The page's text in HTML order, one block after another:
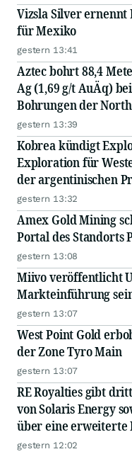
Vizsla Silver ernennt
für Mexiko
gestern 13:41
Aztec bohrt 88,4
Ag (1,69 g/t AuÄq)
Bohrungen der
Tombstone in Arizona
gestern 13:39
Kobrea kündigt
Exploration für
der argentinischen
gestern 13:32
Amex Gold Mining
Portal des Standorts
gestern 13:08
Miivo veröffentlicht
Markteinführung
gestern 13:07
West Point Gold
der Zone Tyro Main
gestern 13:07
RE Royalties gibt
von Solaris Energy
über eine erweiterte
von weiteren 62,7
gestern 12:02